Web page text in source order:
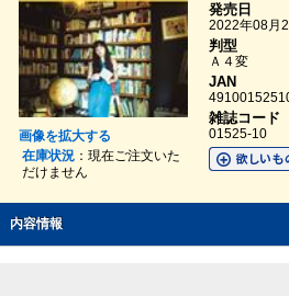
画像を拡大する
在庫状況：現在ご注文いた
だけません
発売日
2022年08月
判型
Ａ４変
JAN
雑誌コード
01525-10
内容情報